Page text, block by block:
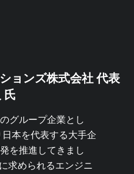
ョンズ株式会社代表
氏
グループ企業とし
本を代表する大手企
を推進してきまし
求められるエンジニ